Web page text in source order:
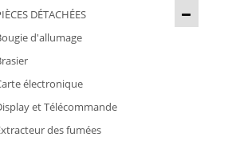
DÉTACHÉES
d'allumage
électronique
et Télécommande
des fumées